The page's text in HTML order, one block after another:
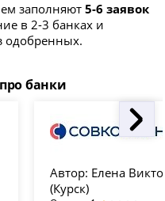
заполняют5-6 заявок
в 2-3 банках и
одобренных.
банки
Автор: Елена
(Курск)